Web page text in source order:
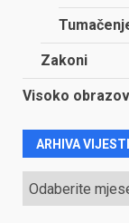
Zakoni
Visoko
ARHIVA VIJESTI
ARHIVA
VIJESTI